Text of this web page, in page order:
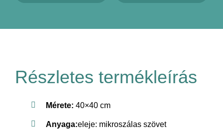
Részletes termékleírás
Mérete: 40×40 cm
Anyaga:eleje: mikroszálas szövet